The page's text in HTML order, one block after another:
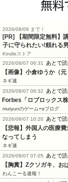
2026/08/09 まで！
[PR] 【期間限定無料】
子に守られたい!頼れる
Kindleストア
2026/08/07 06:31
あとで
【画像】小倉ゆうか（
ネギ速
2026/08/07 06:32
あとで
Forbes「ロブロックス
mutyunのゲーム+αブログ
2026/08/07 10:20
あとで
【悲報】外国人の医療
なってしまう
ネギ速
2026/08/07 07:05
あとで
【胸糞】Zクソガキ、
わんこーる速報！